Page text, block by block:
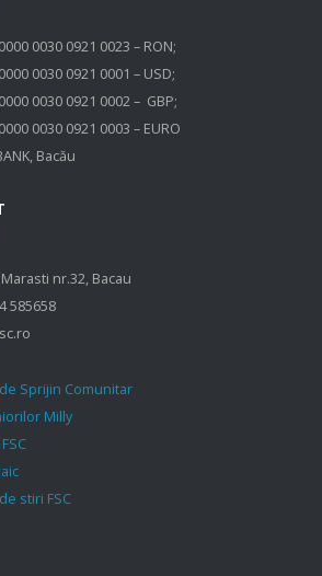
0030 0921 0023 – RON;
0030 0921 0001 – USD;
0030 0921 0002 – GBP;
0030 0921 0003 – EURO
Bacău
nr.32, Bacau
585658
Sprijin Comunitar
Milly
stiri FSC